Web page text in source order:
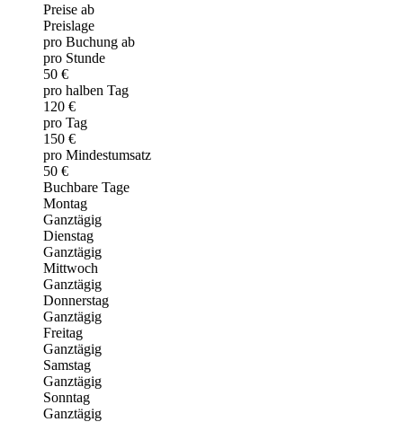
Preise ab
Preislage
pro Buchung ab
pro Stunde
50 €
pro halben Tag
120 €
pro Tag
150 €
pro Mindestumsatz
50 €
Buchbare Tage
Montag
Ganztägig
Dienstag
Ganztägig
Mittwoch
Ganztägig
Donnerstag
Ganztägig
Freitag
Ganztägig
Samstag
Ganztägig
Sonntag
Ganztägig